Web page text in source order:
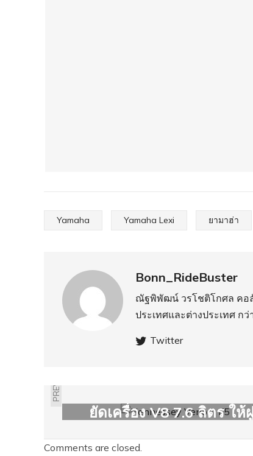
Yamaha Yamaha Lexi ยามาฮ่า
Bonn_RideBuster
ณัฐพิพัฒน์ วรโชติโกศล คอ
ประเทศ​และต่างประเทศ ก
Twitter
PREVIOUS
ยัดเครื่อง V8 7.6 ลิตร ให้
Comments are closed.